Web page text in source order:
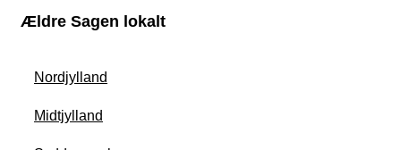
Ældre Sagen lokalt
Nordjylland
Midtjylland